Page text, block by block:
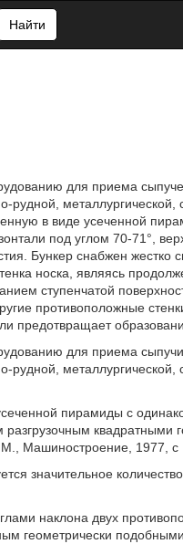
Найти
для приема
металлургической,
в виде усеченной
под углом 70-71°,
Бункер снабжен жестко
носка, являясь
ступенчатой
противоположные
предотвращает
для приема
металлургической,
пирамиды с
квадратными
Машиностроение, 1977, с
значительное
наклона двух
геометрически